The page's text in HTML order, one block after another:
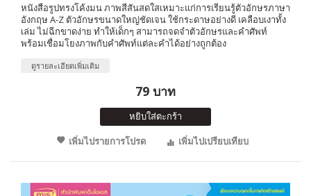
หนังสือรูปทรงโค้งมน ภาพสีสันสดใสเหมาะแก่การเรียนรู้ตัวอักษรภาษา
อังกฤษ A-Z ตัวอักษรขนาดใหญ่ชัดเจน ใช้กระดาษอย่างดี เคลือบเงาทั้ง
เล่ม ไม่ฉีกขาดง่าย ทำให้เด็กๆ สามารถจดจำตัวอักษรและคำศัพท์
พร้อมเชื่อมโยงภาพกับคำศัพท์แต่ละคำได้อย่างถูกต้อง
ดูรายละเอียดเพิ่มเติม
79 บาท
หยิบใส่ตะกร้า
เพิ่มไปรายการโปรด
เพิ่มไปเปรียบเทียบ